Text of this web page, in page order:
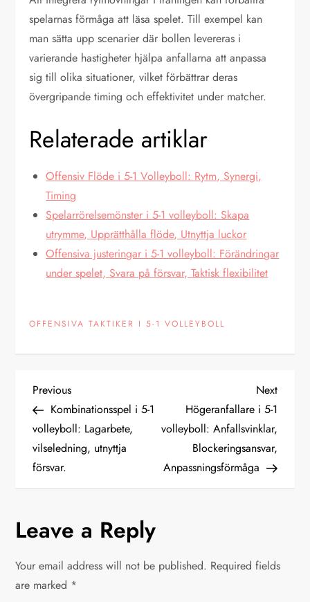
spelarnas förmåga att läsa spelet. Till exempel kan
man sätta upp scenarier där bollen levereras i
varierande hastigheter hjälpa anfallarna att anpassa
sig till olika situationer, vilket förbättrar deras
övergripande timing och effektivitet under matcher.
Relaterade artiklar
Offensiv Flöde i 5-1 Volleyboll: Rytm, Synergi,
Timing
Spelarrörelsemönster i 5-1 volleyboll: Skapa
utrymme, Upprätthålla flöde, Utnyttja luckor
Offensiva justeringar i 5-1 volleyboll: Förändringar
under spelet, Svara på försvar, Taktisk flexibilitet
OFFENSIVA TAKTIKER I 5-1 VOLLEYBOLL
P
o
s
n
a
v
Previous
Post
Previous
Kombinationsspel i 5-1
volleyboll: Lagarbete,
vilseledning, utnyttja
försvar.
Next
Post
Next
Högeranfallare i 5-1
volleyboll: Anfallsvinklar,
Blockeringsansvar,
Anpassningsförmåga
Leave a Reply
Your email address will not be published. Required fields
are marked *